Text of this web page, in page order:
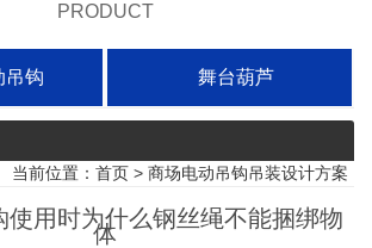
PRODUCT
吊钩 舞台葫芦
当前位置： 首页 > 商场电动吊钩吊装设计方案
使用时为什么钢丝绳不能捆绑物
体